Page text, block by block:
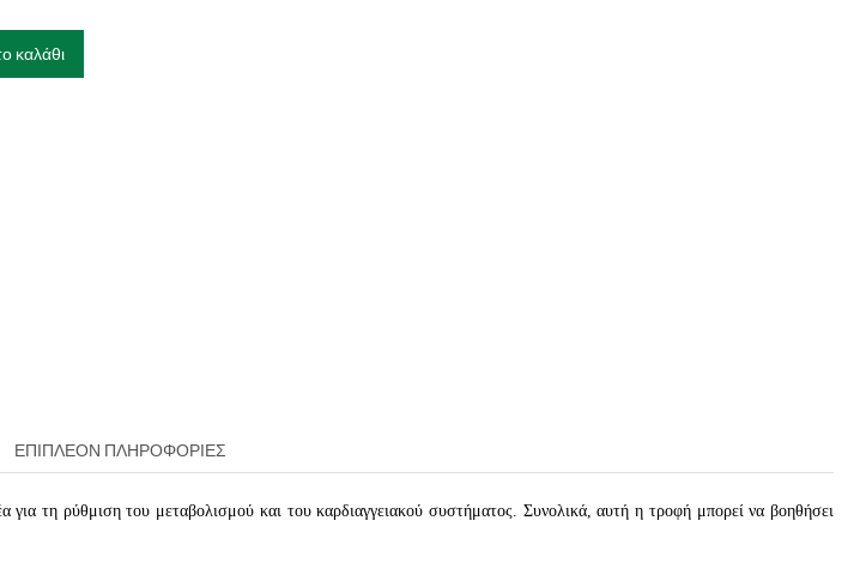
καλάθι
ΕΠΙΠΛΈΟΝ ΠΛΗΡΟΦΟΡΊΕΣ
τη ρύθμιση του μεταβολισμού και του καρδιαγγειακού συστήματος. Συνολικά, αυτή η τροφή μπορεί να βοηθήσει